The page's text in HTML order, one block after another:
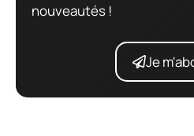
nouveautés !
Je